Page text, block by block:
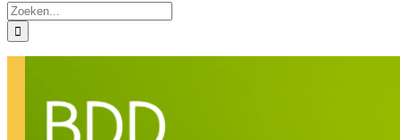
Zoeken
naar: